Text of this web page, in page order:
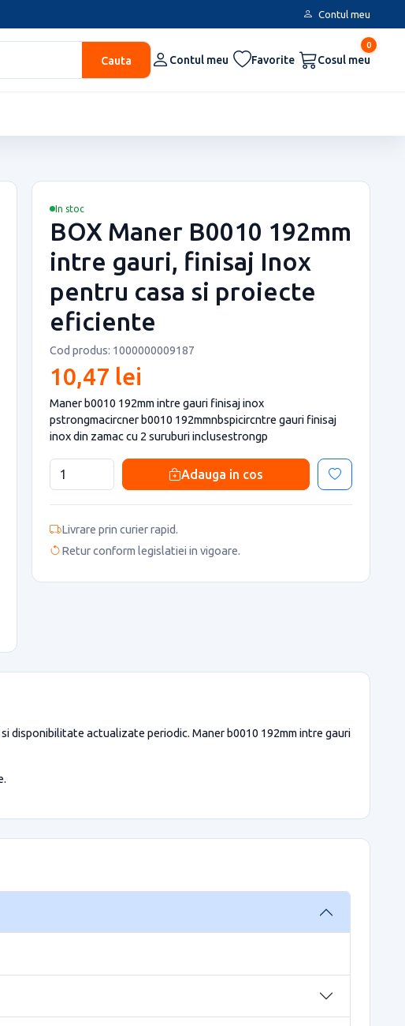
Contul meu
Cauta Contul meu Favorite
0
Cosul meu
In stoc
BOX Maner B0010 192mm
intre gauri, finisaj Inox
pentru casa si proiecte
eficiente
Cod produs: 1000000009187
10,47 lei
Maner b0010 192mm intre gauri finisaj inox
pstrongmacircner b0010 192mmnbspicircntre gauri finisaj
inox din zamac cu 2 suruburi inclusestrongp
Adauga in cos
Livrare prin curier rapid.
Retur conform legislatiei in vigoare.
disponibilitate actualizate periodic. Maner b0010 192mm intre gauri